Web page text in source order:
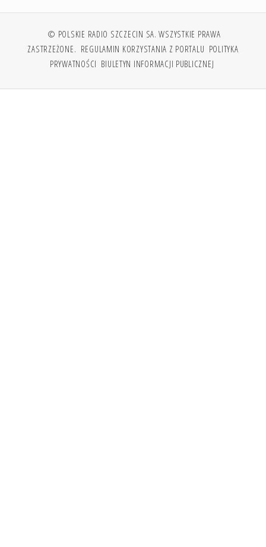
© POLSKIE RADIO SZCZECIN SA. WSZYSTKIE PRAWA
ZASTRZEŻONE. REGULAMIN KORZYSTANIA Z PORTALU POLITYKA
PRYWATNOŚCI BIULETYN INFORMACJI PUBLICZNEJ